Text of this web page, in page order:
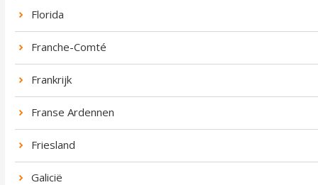
Florida
Franche-Comté
Frankrijk
Franse Ardennen
Friesland
Galicië